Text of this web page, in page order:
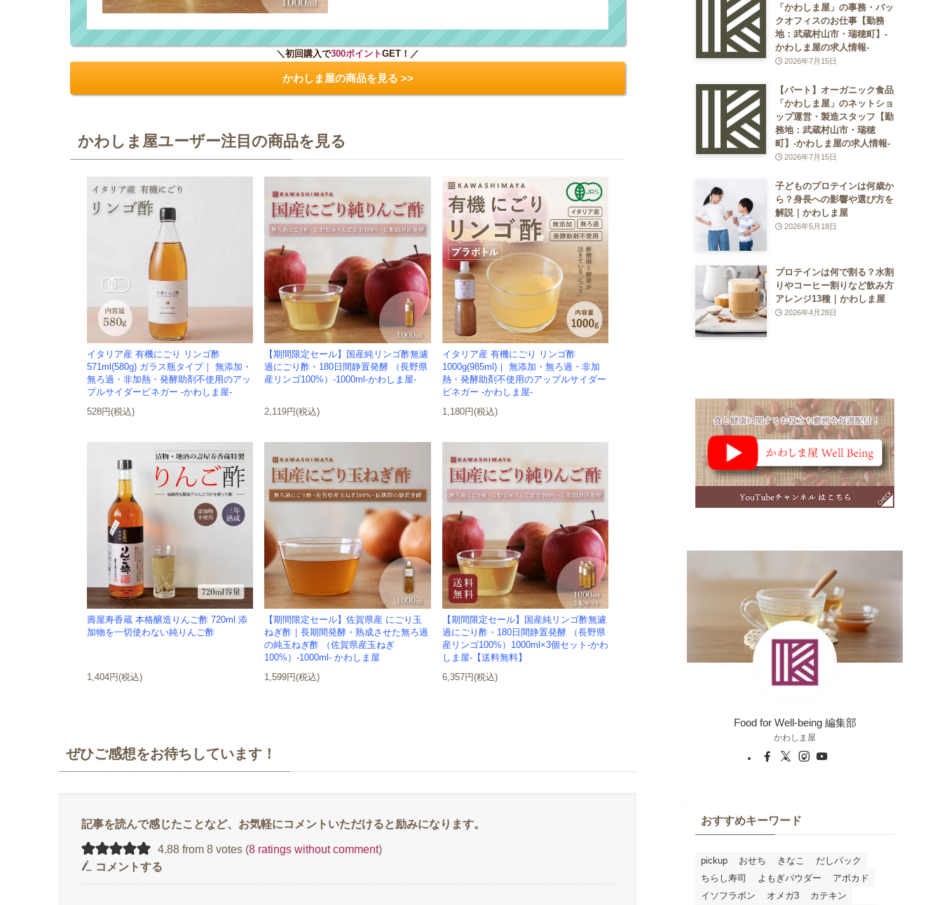
＼初回購入で300ポイントGET！／
かわしま屋の商品を見る >>
かわしま屋ユーザー注目の商品を見る
イタリア産 有機にごり リンゴ酢
571ml(580g) ガラス瓶タイプ｜ 無添加・
無ろ過・非加熱・発酵助剤不使用のアッ
プルサイダービネガー -かわしま屋-
528円(税込)
【期間限定セール】国産純リンゴ酢無濾
過にごり酢・180日間静置発酵 （長野県
産リンゴ100%）-1000ml-かわしま屋-
2,119円(税込)
イタリア産 有機にごり リンゴ酢
1000g(985ml)｜ 無添加・無ろ過・非加
熱・発酵助剤不使用のアップルサイダー
ビネガー -かわしま屋-
1,180円(税込)
壽屋寿香蔵 本格醸造りんご酢 720ml 添
加物を一切使わない純りんご酢
1,404円(税込)
【期間限定セール】佐賀県産 にごり玉
ねぎ酢｜長期間発酵・熟成させた無ろ過
の純玉ねぎ酢 （佐賀県産玉ねぎ
100%）-1000ml- かわしま屋
1,599円(税込)
【期間限定セール】国産純リンゴ酢無濾
過にごり酢・180日間静置発酵 （長野県
産リンゴ100%）1000ml×3個セット-かわ
しま屋-【送料無料】
6,357円(税込)
ぜひご感想をお待ちしています！
4.88 from 8 votes (8 ratings without comment)
コメントする
「かわしま屋」の事務・バッ
クオフィスのお仕事【勤務
地：武蔵村山市・瑞穂町】-
かわしま屋の求人情報-
2026年7月15日
【パート】オーガニック食品
「かわしま屋」のネットショ
ップ運営・製造スタッフ【勤
務地：武蔵村山市・瑞穂
町】-かわしま屋の求人情報-
2026年7月15日
子どものプロテインは何歳か
ら？身長への影響や選び方を
解説｜かわしま屋
2026年5月18日
プロテインは何で割る？水割
りやコーヒー割りなど飲み方
アレンジ13種｜かわしま屋
2026年4月28日
Food for Well-being 編集部
かわしま屋
おすすめキーワード
pickup おせち きなこ
だしパック
ちらし寿司
よもぎパウダー
アボカド
イソフラボン
オメガ3 カテキン